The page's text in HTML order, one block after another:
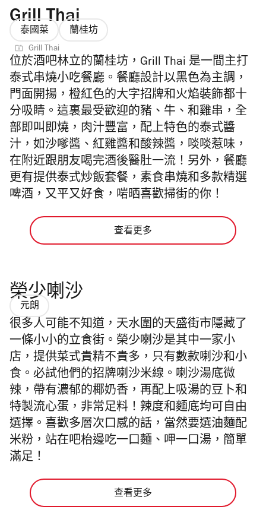
Grill Thai
泰國菜 蘭桂坊
Grill Thai
位於酒吧林立的蘭桂坊，Grill Thai 是一間主打
泰式串燒小吃餐廳。餐廳設計以黑色為主調，
門面開揚，橙紅色的大字招牌和火焰裝飾都十
分吸睛。這裏最受歡迎的豬、牛、和雞串，全
部即叫即燒，肉汁豐富，配上特色的泰式醬
汁，如沙嗲醬、紅雞醬和酸辣醬，啖啖惹味，
在附近跟朋友喝完酒後醫肚一流！另外，餐廳
更有提供泰式炒飯套餐，素食串燒和多款精選
啤酒，又平又好食，啱晒喜歡掃街的你！
查看更多
榮少喇沙
元朗
很多人可能不知道，天水圍的天盛街市隱藏了
一條小小的立食街。榮少喇沙是其中一家小
店，提供菜式貴精不貴多，只有數款喇沙和小
食。必試他們的招牌喇沙米線。喇沙湯底微
辣，帶有濃郁的椰奶香，再配上吸湯的豆卜和
特製流心蛋，非常足料！辣度和麵底均可自由
選擇。喜歡多層次口感的話，當然要選油麵配
米粉，站在吧枱邊吃一口麵、呷一口湯，簡單
滿足！
查看更多